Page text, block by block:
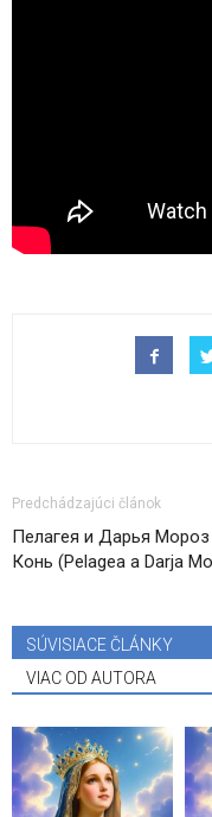
Predchádzajúci článok
Пелагея и Дарья
Конь (Pelagea a Darja
SÚVISIACE ČLÁNKY
VIAC OD AUTORA